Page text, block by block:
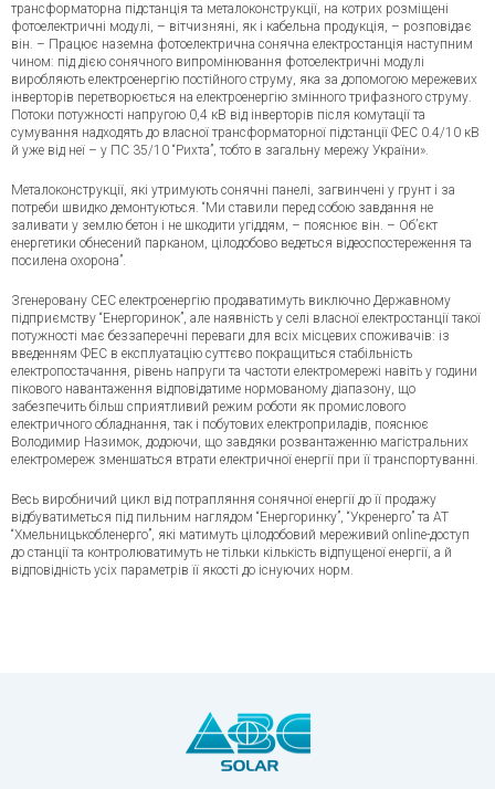
трансформаторна підстанція та металоконструкції, на котрих розміщені
фотоелектричні модулі, – вітчизняні, як і кабельна продукція, – розповідає
він. – Працює наземна фотоелектрична сонячна електростанція наступним
чином: під дією сонячного випромінювання фотоелектричні модулі
виробляють електроенергію постійного струму, яка за допомогою мережевих
інверторів перетворюється на електроенергію змінного трифазного струму.
Потоки потужності напругою 0,4 кВ від інверторів після комутації та
сумування надходять до власної трансформаторної підстанції ФЕС 0.4/10 кВ
й уже від неї – у ПС 35/10 “Рихта”, тобто в загальну мережу України».
Металоконструкції, які утримують сонячні панелі, загвинчені у грунт і за
потреби швидко демонтуються. “Ми ставили перед собою завдання не
заливати у землю бетон і не шкодити угіддям, – пояснює він. – Об’єкт
енергетики обнесений парканом, цілодобово ведеться відеоспостереження та
посилена охорона”.
Згенеровану СЕС електроенергію продаватимуть виключно Державному
підприємству “Енергоринок”, але наявність у селі власної електростанції такої
потужності має беззаперечні переваги для всіх місцевих споживачів: із
введенням ФЕС в експлуатацію суттєво покращиться стабільність
електропостачання, рівень напруги та частоти електромережі навіть у години
пікового навантаження відповідатиме нормованому діапазону, що
забезпечить більш сприятливий режим роботи як промислового
електричного обладнання, так і побутових електроприладів, пояснює
Володимир Назимок, додоючи, що завдяки розвантаженню магістральних
електромереж зменшаться втрати електричної енергії при її транспортуванні.
Весь виробничий цикл від потрапляння сонячної енергії до її продажу
відбуватиметься під пильним наглядом “Енергоринку”, “Укренерго” та АТ
“Хмельницькобленерго”, які матимуть цілодобовий мереживий online-доступ
до станції та контролюватимуть не тільки кількість відпущеної енергії, а й
відповідність усіх параметрів її якості до існуючих норм.